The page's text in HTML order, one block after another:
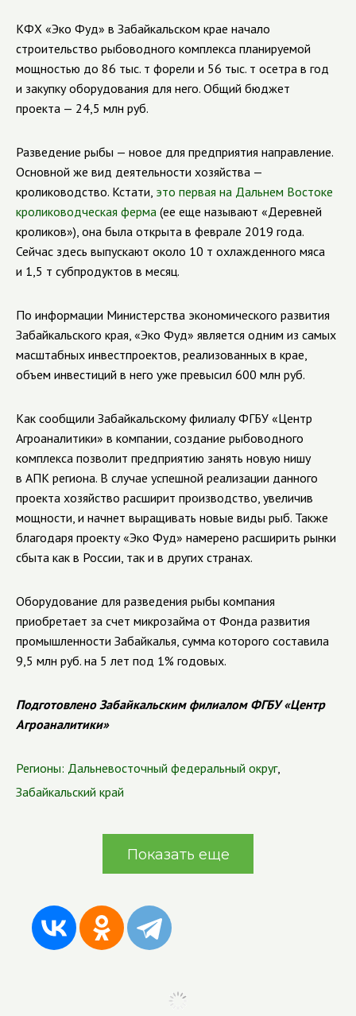
КФХ «Эко Фуд» в Забайкальском крае начало
строительство рыбоводного комплекса планируемой
мощностью до 86 тыс. т форели и 56 тыс. т осетра в год
и закупку оборудования для него. Общий бюджет
проекта — 24,5 млн руб.
Разведение рыбы — новое для предприятия направление.
Основной же вид деятельности хозяйства —
кролиководство. Кстати, это первая на Дальнем Востоке
кролиководческая ферма (ее еще называют «Деревней
кроликов»), она была открыта в феврале 2019 года.
Сейчас здесь выпускают около 10 т охлажденного мяса
и 1,5 т субпродуктов в месяц.
По информации Министерства экономического развития
Забайкальского края, «Эко Фуд» является одним из самых
масштабных инвестпроектов, реализованных в крае,
объем инвестиций в него уже превысил 600 млн руб.
Как сообщили Забайкальскому филиалу ФГБУ «Центр
Агроаналитики» в компании, создание рыбоводного
комплекса позволит предприятию занять новую нишу
в АПК региона. В случае успешной реализации данного
проекта хозяйство расширит производство, увеличив
мощности, и начнет выращивать новые виды рыб. Также
благодаря проекту «Эко Фуд» намерено расширить рынки
сбыта как в России, так и в других странах.
Оборудование для разведения рыбы компания
приобретает за счет микрозайма от Фонда развития
промышленности Забайкалья, сумма которого составила
9,5 млн руб. на 5 лет под 1% годовых.
Подготовлено Забайкальским филиалом ФГБУ «Центр
Агроаналитики»
Регионы: Дальневосточный федеральный округ,
Забайкальский край
Показать еще